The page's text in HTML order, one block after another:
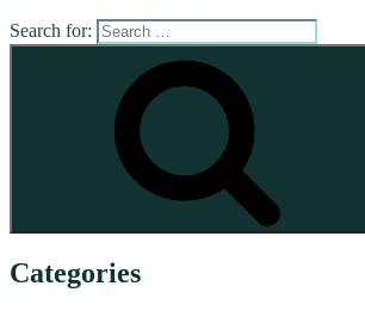
Search for:
Categories